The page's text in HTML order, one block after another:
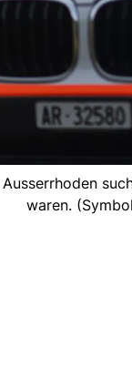
waren.